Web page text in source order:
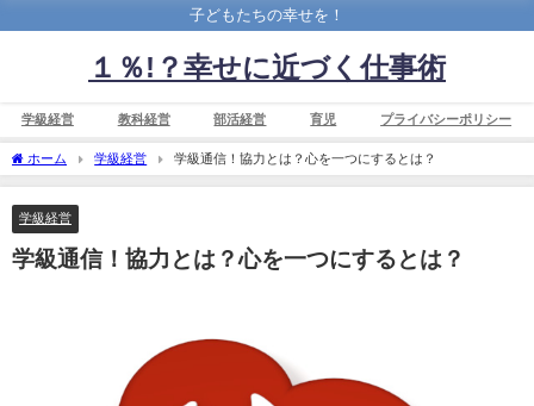
子どもたちの幸せを！
１％!？幸せに近づく仕事術
学級経営 教科経営 部活経営 育児 プライバシーポリシー
ホーム 学級経営 学級通信！協力とは？心を一つにするとは？
学級経営
学級通信！協力とは？心を一つにするとは？